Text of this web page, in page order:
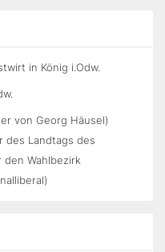
in König i.Odw.
von Georg Häusel)
des Landtags des
Wahlbezirk